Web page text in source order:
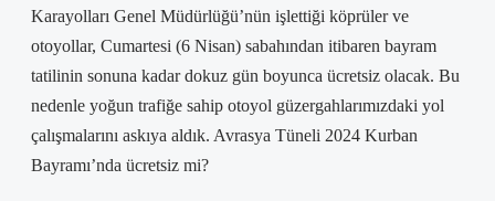
Karayolları Genel Müdürlüğü’nün işlettiği köprüler ve
otoyollar, Cumartesi (6 Nisan) sabahından itibaren bayram
tatilinin sonuna kadar dokuz gün boyunca ücretsiz olacak. Bu
nedenle yoğun trafiğe sahip otoyol güzergahlarımızdaki yol
çalışmalarını askıya aldık. Avrasya Tüneli 2024 Kurban
Bayramı’nda ücretsiz mi?